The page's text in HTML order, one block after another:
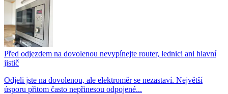
Před odjezdem na dovolenou nevypínejte router, lednici ani hlavní
jistič
Odjeli jste na dovolenou, ale elektroměr se nezastaví. Největší
úsporu přitom často nepřinesou odpojené...